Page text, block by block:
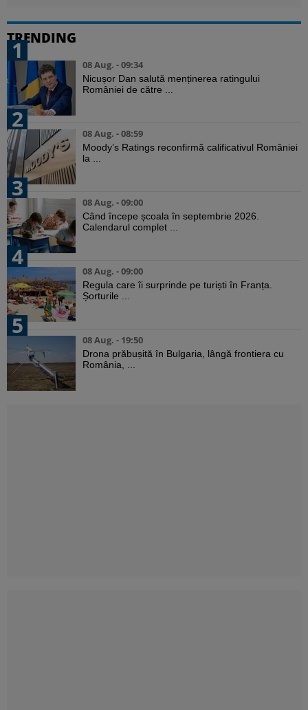
TRENDING
1
08 Aug. - 09:34
Nicușor Dan salută menținerea ratingului
României de către ...
2
08 Aug. - 08:59
Moody’s Ratings reconfirmă calificativul României
la ...
3
08 Aug. - 09:00
Când începe școala în septembrie 2026.
Calendarul complet ...
4
08 Aug. - 09:00
Regula care îi surprinde pe turiști în Franța.
Șorturile ...
5
08 Aug. - 19:50
Drona prăbușită în Bulgaria, lângă frontiera cu
România, ...